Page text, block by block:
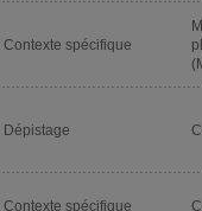
Contexte spécifique
Dépistage
Contexte spécifique